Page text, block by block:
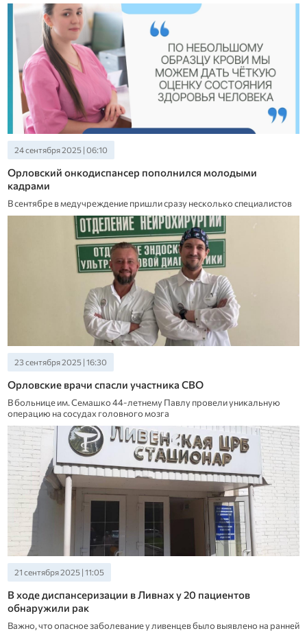
24 сентября 2025 | 06:10
Орловский онкодиспансер пополнился молодыми
кадрами
В сентябре в медучреждение пришли сразу несколько специалистов
23 сентября 2025 | 16:30
Орловские врачи спасли участника СВО
В больнице им. Семашко 44-летнему Павлу провели уникальную
операцию на сосудах головного мозга
21 сентября 2025 | 11:05
В ходе диспансеризации в Ливнах у 20 пациентов
обнаружили рак
Важно, что опасное заболевание у ливенцев было выявлено на ранней